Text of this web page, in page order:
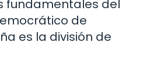
fundamentales del
de
es la división de